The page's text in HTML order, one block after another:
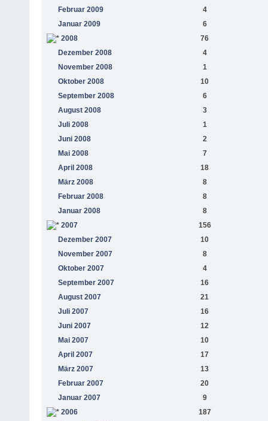
Februar 2009
4
Januar 2009
6
2008
76
Dezember 2008
4
November 2008
1
Oktober 2008
10
September 2008
6
August 2008
3
Juli 2008
1
Juni 2008
2
Mai 2008
7
April 2008
18
März 2008
8
Februar 2008
8
Januar 2008
8
2007
156
Dezember 2007
10
November 2007
8
Oktober 2007
4
September 2007
16
August 2007
21
Juli 2007
16
Juni 2007
12
Mai 2007
10
April 2007
17
März 2007
13
Februar 2007
20
Januar 2007
9
2006
187